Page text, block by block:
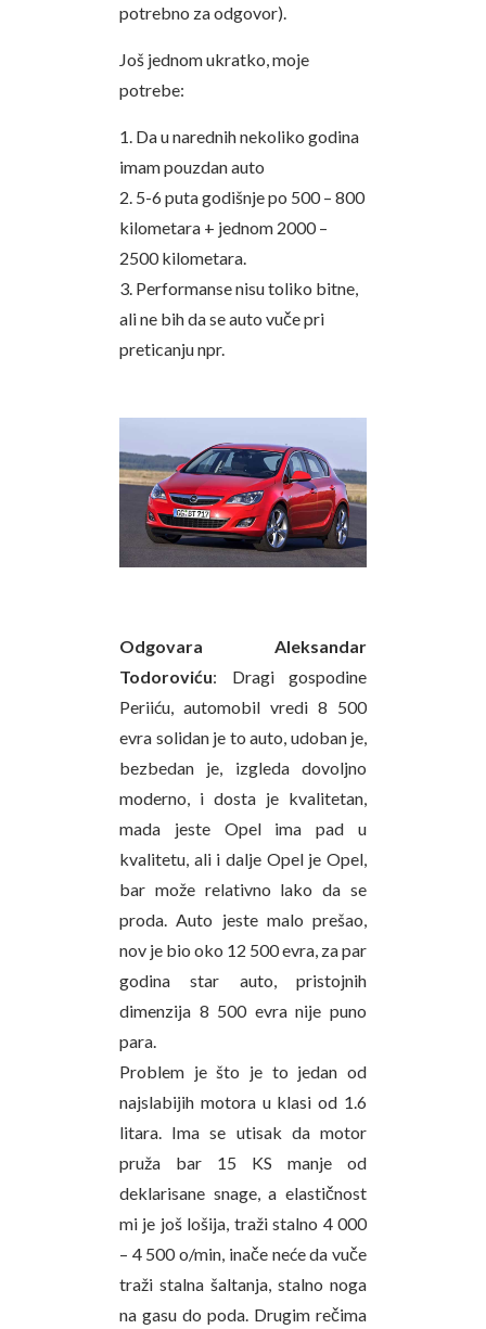
potrebno za odgovor).
Još jednom ukratko, moje
potrebe:
1. Da u narednih nekoliko godina
imam pouzdan auto
2. 5-6 puta godišnje po 500 – 800
kilometara + jednom 2000 –
2500 kilometara.
3. Performanse nisu toliko bitne,
ali ne bih da se auto vuče pri
preticanju npr.
Odgovara Aleksandar
Todoroviću: Dragi gospodine
Periiću, automobil vredi 8 500
evra solidan je to auto, udoban je,
bezbedan je, izgleda dovoljno
moderno, i dosta je kvalitetan,
mada jeste Opel ima pad u
kvalitetu, ali i dalje Opel je Opel,
bar može relativno lako da se
proda. Auto jeste malo prešao,
nov je bio oko 12 500 evra, za par
godina star auto, pristojnih
dimenzija 8 500 evra nije puno
para.
Problem je što je to jedan od
najslabijih motora u klasi od 1.6
litara. Ima se utisak da motor
pruža bar 15 KS manje od
deklarisane snage, a elastičnost
mi je još lošija, traži stalno 4 000
– 4 500 o/min, inače neće da vuče
traži stalna šaltanja, stalno noga
na gasu do poda. Drugim rečima